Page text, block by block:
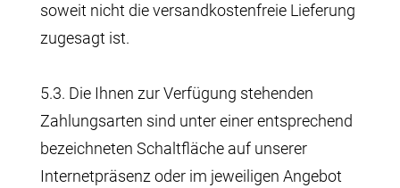
soweit nicht die versandkostenfreie Lieferung
zugesagt ist.
5.3. Die Ihnen zur Verfügung stehenden
Zahlungsarten sind unter einer entsprechend
bezeichneten Schaltfläche auf unserer
Internetpräsenz oder im jeweiligen Angebot